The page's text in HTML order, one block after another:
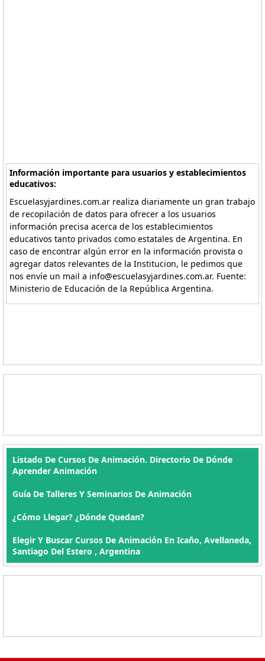
Información importante para usuarios y establecimientos
educativos:
Escuelasyjardines.com.ar realiza diariamente un gran trabajo
de recopilación de datos para ofrecer a los usuarios
información precisa acerca de los establecimientos
educativos tanto privados como estatales de Argentina. En
caso de encontrar algún error en la información provista o
agregar datos relevantes de la Institucion, le pedimos que
nos envíe un mail a info@escuelasyjardines.com.ar. Fuente:
Ministerio de Educación de la República Argentina.
Listado De Cursos De Animación. Directorio De Dónde
Aprender Animación
Guía De Talleres Y Seminarios De Animación
¿Cómo Llegar? ¿Dónde Quedan?
Elegir Y Buscar Cursos De Animación En Icaño, Avellaneda,
Santiago Del Estero , Argentina